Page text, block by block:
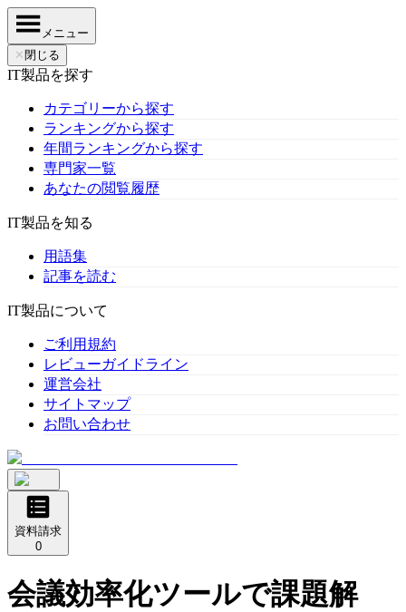
メニュー
✕ 閉じる
IT製品を探す
カテゴリーから探す
ランキングから探す
年間ランキングから探す
専門家一覧
あなたの閲覧履歴
IT製品を知る
用語集
記事を読む
IT製品について
ご利用規約
レビューガイドライン
運営会社
サイトマップ
お問い合わせ
資料請求
0
会議効率化ツールで課題解